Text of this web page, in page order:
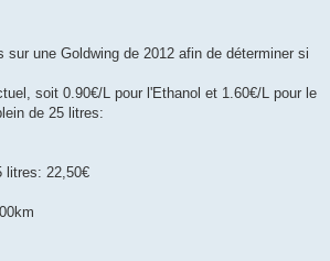
une Goldwing de 2012 afin de déterminer si
soit 0.90€/L pour l'Ethanol et 1.60€/L pour le
de 25 litres:
litres: 22,50€